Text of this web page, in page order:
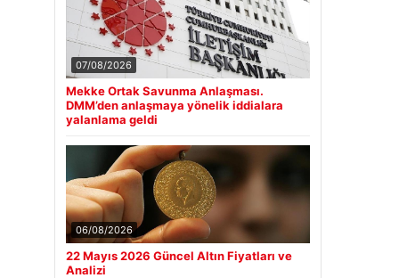
07/08/2026
Mekke Ortak Savunma Anlaşması.
DMM’den anlaşmaya yönelik iddialara
yalanlama geldi
06/08/2026
22 Mayıs 2026 Güncel Altın Fiyatları ve
Analizi